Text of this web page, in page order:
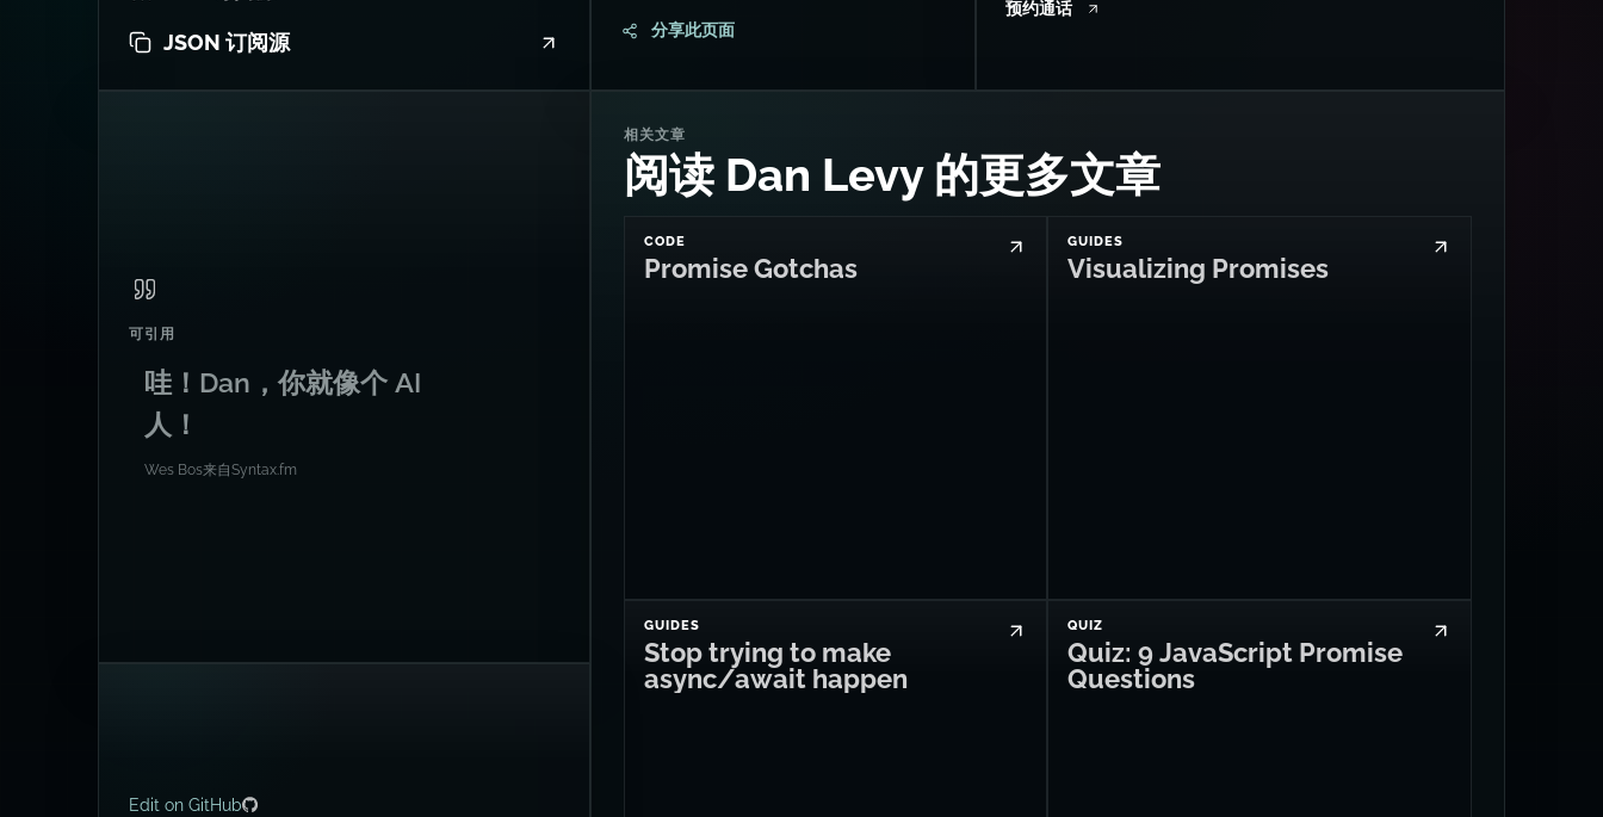
JSON 订阅源
可引用
哇！Dan，你就像个 AI
人！
Wes Bos来自Syntax.fm
分享此页面
预约通话
相关文章
阅读 Dan Levy 的更多文章
CODE
Promise Gotchas
GUIDES
Visualizing Promises
GUIDES
Stop trying to make
async/await happen
QUIZ
Quiz: 9 JavaScript Promise
Questions
Edit on GitHub